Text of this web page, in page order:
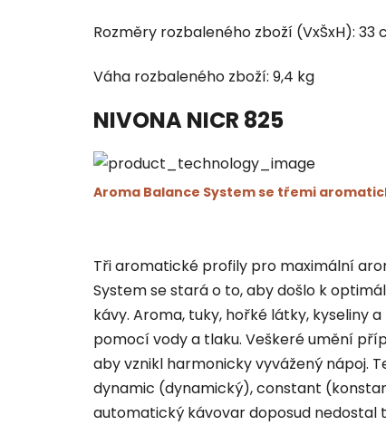
Rozměry rozbaleného zboží (VxŠxH): 33
Váha rozbaleného zboží: 9,4 kg
NIVONA NICR 825
Aroma Balance System se třemi
Tři aromatické profily pro maximální
Systemse stará o to, aby došlo k
kávy. Aroma, tuky, hořké látky, kyseliny
pomocí vody a tlaku. Veškeré umění
aby vznikl harmonicky vyvážený nápoj.
dynamic (dynamický), constant
automatický kávovar doposud nedostal